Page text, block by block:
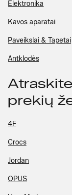
Elektronika
Kavos aparatai
Paveikslai & Tapetai
Antklodės
prekių
4F
Crocs
Jordan
OPUS